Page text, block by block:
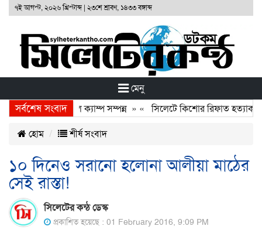
৭ই আগস্ট, ২০২৬ খ্রিস্টাব্দ| ২৩শে শ্রাবণ, ১৪৩৩ বঙ্গাব্দ
মেনু
সর্বশেষ সংবাদ
ফ্রি মেডিকেল ক্যাম্প সম্পন্ন» « সিলেটে কিশোর রিফাত
হোম শীর্ষ সংবাদ
১০ দিনেও সরানো হলোনা আলীয়া মাঠের
সেই রাস্তা!
সিলেটের কন্ঠ ডেস্ক
প্রকাশিত হয়েছে : 01 February 2016, 9:09 PM